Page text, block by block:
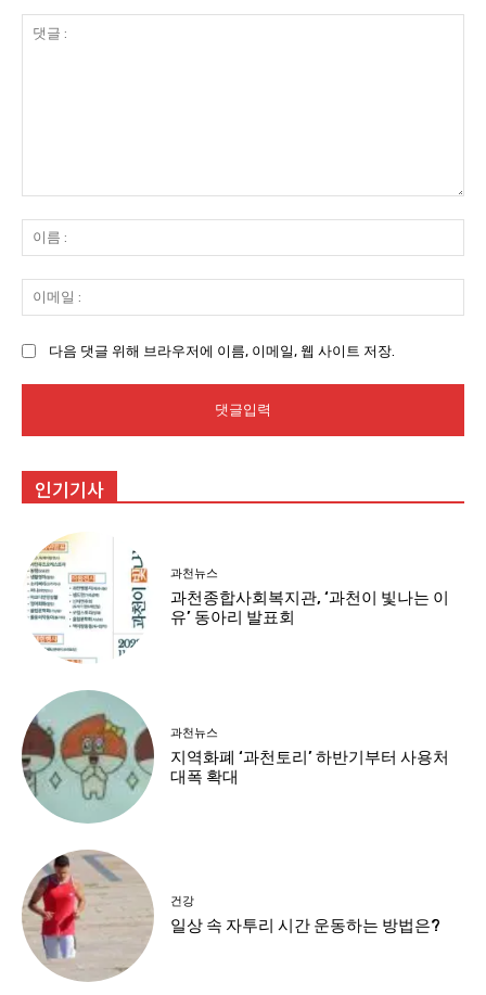
:
름
:
메
다음 댓글 위해 브라우저에 이름, 이메일, 웹 사이트 저장.
인기기사
과천뉴스
과천종합사회복지관, ‘과천이 빛나는 이
유’ 동아리 발표회
과천뉴스
지역화폐 ‘과천토리’ 하반기부터 사용처
대폭 확대
건강
일상 속 자투리 시간 운동하는 방법은?